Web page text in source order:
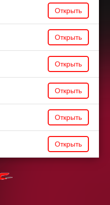
Открыть
Открыть
Открыть
Открыть
Открыть
Открыть